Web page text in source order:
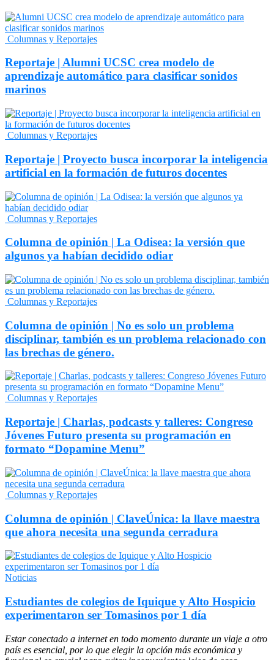
Columnas y Reportajes
Reportaje | Alumni UCSC crea modelo de
aprendizaje automático para clasificar sonidos
marinos
Columnas y Reportajes
Reportaje | Proyecto busca incorporar la inteligencia
artificial en la formación de futuros docentes
Columnas y Reportajes
Columna de opinión | La Odisea: la versión que
algunos ya habían decidido odiar
Columnas y Reportajes
Columna de opinión | No es solo un problema
disciplinar, también es un problema relacionado con
las brechas de género.
Columnas y Reportajes
Reportaje | Charlas, podcasts y talleres: Congreso
Jóvenes Futuro presenta su programación en
formato “Dopamine Menu”
Columnas y Reportajes
Columna de opinión | ClaveÚnica: la llave maestra
que ahora necesita una segunda cerradura
Noticias
Estudiantes de colegios de Iquique y Alto Hospicio
experimentaron ser Tomasinos por 1 día
Estar conectado a internet en todo momento durante un viaje a otro
país es esencial, por lo que elegir la opción más económica y